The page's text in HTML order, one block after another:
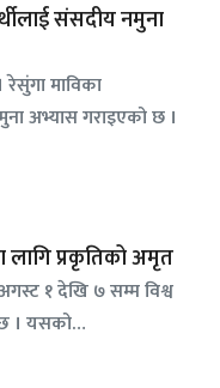
संसदीय नमुना
रेसुंगा माविका
अभ्यास गराइएको छ ।
प्रकृतिको अमृत
१ देखि ७ सम्म विश्व
। यसको…